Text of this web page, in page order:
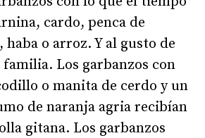
cardo, penca de
o arroz. Y al gusto de
familia. Los garbanzos con
o manita de cerdo y un
de naranja agria recibían
gitana. Los garbanzos